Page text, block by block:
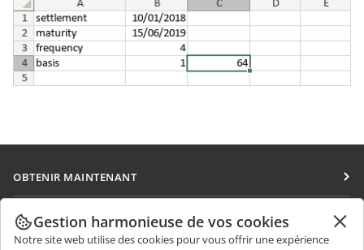
OBTENIR MAINTENANT
Docs
DocSpace
COLLABORATION
Pour les contributeurs
Gestion harmonieuse de vos cookies
Notre site web utilise des cookies pour vous offrir une expérience